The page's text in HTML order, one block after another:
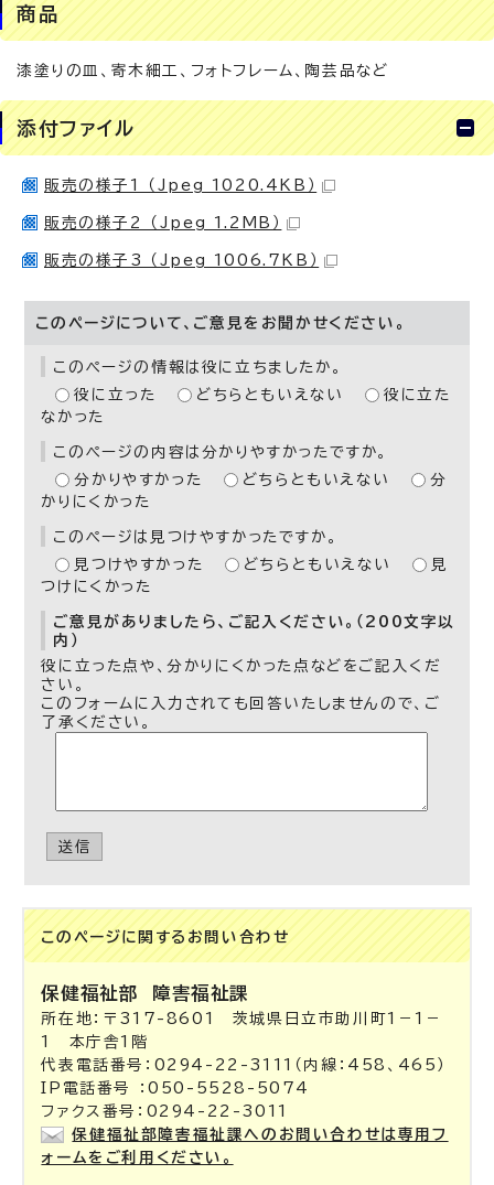
商品
漆塗りの皿、寄木細工、フォトフレーム、陶芸品など
添付ファイル
販売の様子1 （Jpeg 1020.4KB）
販売の様子2 （Jpeg 1.2MB）
販売の様子3 （Jpeg 1006.7KB）
このページについて、ご意見をお聞かせください。
このページの情報は役に立ちましたか。
役に立った
どちらともいえない
役に立た
なかった
このページの内容は分かりやすかったですか。
分かりやすかった
どちらともいえない
分
かりにくかった
このページは見つけやすかったですか。
見つけやすかった
どちらともいえない
見
つけにくかった
ご意見がありましたら、ご記入ください。（200文字以
内）
役に立った点や、分かりにくかった点などをご記入くだ
さい。
このフォームに入力されても回答いたしませんので、ご
了承ください。
送信
このページに関する お問い合わせ
保健福祉部 障害福祉課
所在地：〒317-8601 茨城県日立市助川町1－1－
1 本庁舎1階
代表電話番号：0294-22-3111（内線：458、465）
IP電話番号 ：050-5528-5074
ファクス番号：0294-22-3011
保健福祉部障害福祉課へのお問い合わせは専用フ
ォームをご利用ください。